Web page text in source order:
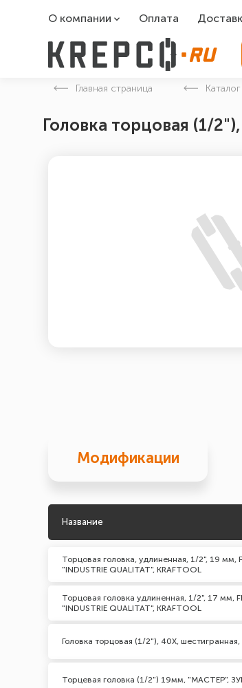
О компании
О компании
Оплата
Главная страница Каталог
Головка торцовая (1/
Модификации
Название
Торцовая головка, удлиненная, 1/2", 19 мм,
"INDUSTRIE QUALITAT", KRAFTOOL
Торцовая головка удлиненная, 1/2", 17 мм,
"INDUSTRIE QUALITAT", KRAFTOOL
Головка торцовая (1/2"), 40Х,
Торцевая головка (1/2") 19мм, "МАСТЕР",